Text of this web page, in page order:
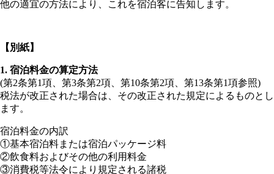
他の適宜の方法により、これを宿泊客に告知します。
【別紙】
1. 宿泊料金の算定方法
(第2条第1項、第3条第2項、第10条第2項、第13条第1項参照)
税法が改正された場合は、その改正された規定によるものとし
ます。
宿泊料金の内訳
①基本宿泊料または宿泊パッケージ料
②飲食料およびその他の利用料金
③消費税等法令により規定される諸税